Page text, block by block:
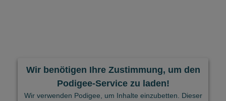
Wir benötigen Ihre Zustimmung, um den
Podigee-Service zu laden!
Wir verwenden Podigee, um Inhalte einzubetten. Dieser